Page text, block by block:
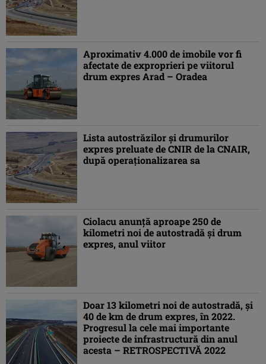
Aproximativ 4.000 de imobile vor fi
afectate de exproprieri pe viitorul
drum expres Arad – Oradea
Lista autostrăzilor şi drumurilor
expres preluate de CNIR de la CNAIR,
după operaţionalizarea sa
Ciolacu anunţă aproape 250 de
kilometri noi de autostradă şi drum
expres, anul viitor
Doar 13 kilometri noi de autostradă, şi
40 de km de drum expres, în 2022.
Progresul la cele mai importante
proiecte de infrastructură din anul
acesta – RETROSPECTIVĂ 2022